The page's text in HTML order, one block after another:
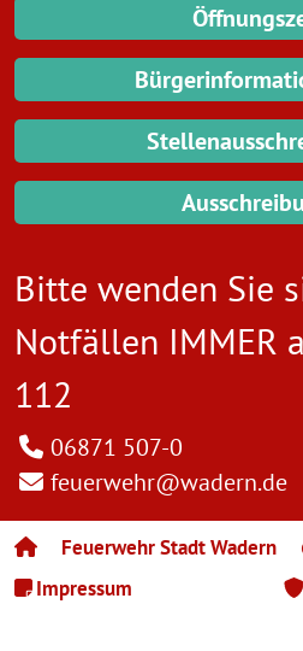
Bitte wenden Sie
Notfällen IMMER
112
06871 507-0
feuerwehr@wadern.de
Feuerwehr Stadt Wadern
Impressum